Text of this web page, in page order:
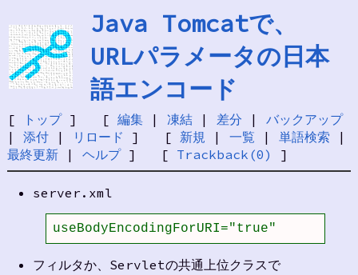
Java Tomcatで、
URLパラメータの日本
語エンコード
[ トップ] [ 編集| 凍結| 差分 | バックアップ
| 添付| リロード ] [ 新規 | 一覧 | 単語検索 |
最終更新| ヘルプ] [ Trackback(0) ]
server.xml
useBodyEncodingForURI="true"
フィルタか、Servletの共通上位クラスで